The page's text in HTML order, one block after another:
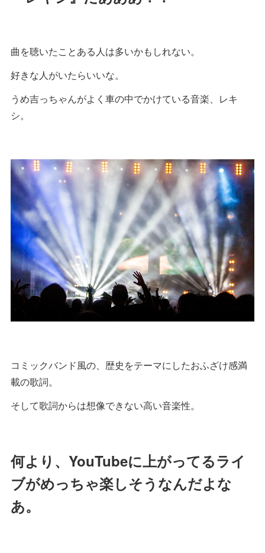
曲を聴いたことある人は多いかもしれない。
好きな人がいたらいいな。
うめ吉っちゃんがよく車の中でかけている音楽、レキ
シ。
コミックバンド風の、歴史をテーマにしたおふざけ感満
載の歌詞。
そして歌詞からは想像できない高い音楽性。
何より、YouTubeに上がってるライ
ブがめっちゃ楽しそうなんだよな
あ。